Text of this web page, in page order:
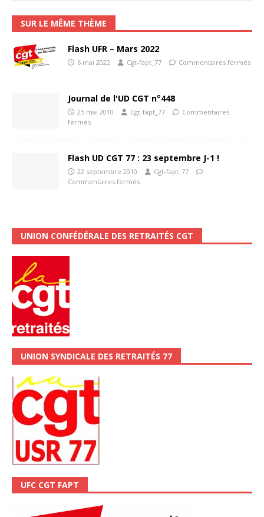
SUR LE MÊME THÈME
Flash UFR – Mars 2022
6 mai 2022 Cgt-fapt_77 Commentaires fermés
Journal de l'UD CGT n°448
25 mai 2010 Cgt-fapt_77
Commentaires
fermés
Flash UD CGT 77 : 23 septembre J-1 !
22 septembre 2010
Cgt-fapt_77
Commentaires fermés
UNION CONFÉDÉRALE DES RETRAITÉS CGT
UNION SYNDICALE DES RETRAITÉS 77
UFC CGT FAPT